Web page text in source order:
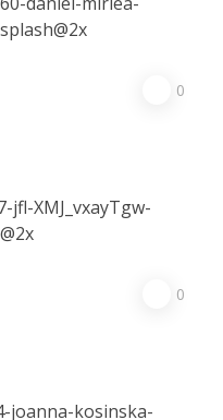
0
0